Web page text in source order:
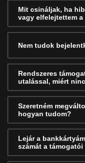
Mit csináljak, ha
vagy elfelejtettem a
Nem tudok
Rendszeres
utalással, miért
Szeretném
hogyan tudom?
Lejár a
számát a